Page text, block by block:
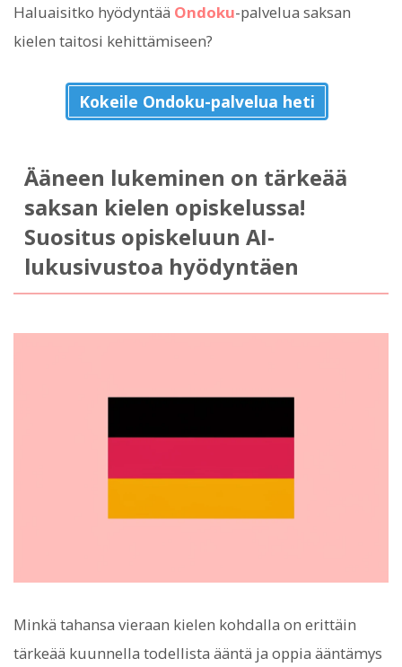
Haluaisitko hyödyntää Ondoku-palvelua saksan
kielen taitosi kehittämiseen?
Kokeile Ondoku-palvelua heti
Ääneen lukeminen on tärkeää
saksan kielen opiskelussa!
Suositus opiskeluun AI-
lukusivustoa hyödyntäen
Minkä tahansa vieraan kielen kohdalla on erittäin
tärkeää kuunnella todellista ääntä ja oppia ääntämys